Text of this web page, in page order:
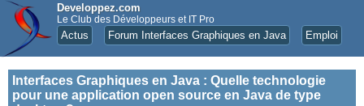
Developpez.com
Le Club des Développeurs et IT Pro
Actus Forum Interfaces Graphiques en Java Emploi
Interfaces Graphiques en Java : Quelle technologie
pour une application open source en Java de type